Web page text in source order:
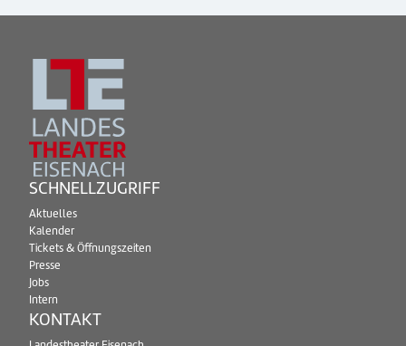
SCHNELLZUGRIFF
Aktuelles
Kalender
Tickets & Öffnungszeiten
Presse
Jobs
Intern
KONTAKT